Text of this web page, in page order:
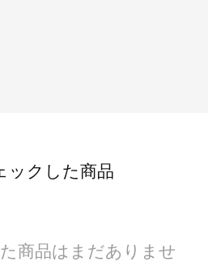
ックした商品
商品はまだありませ